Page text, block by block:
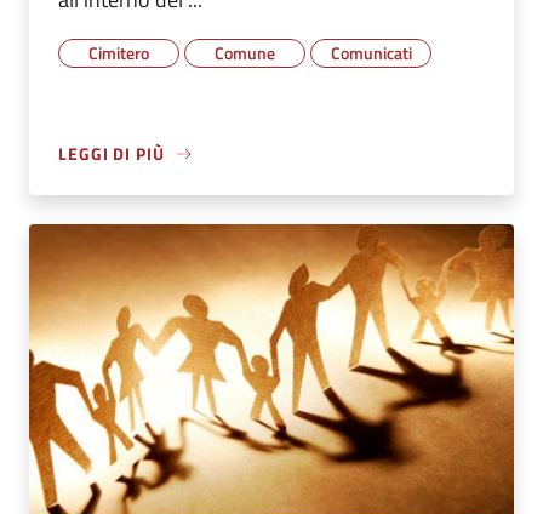
Cimitero Comune Comunicati
LEGGI DI PIÙ